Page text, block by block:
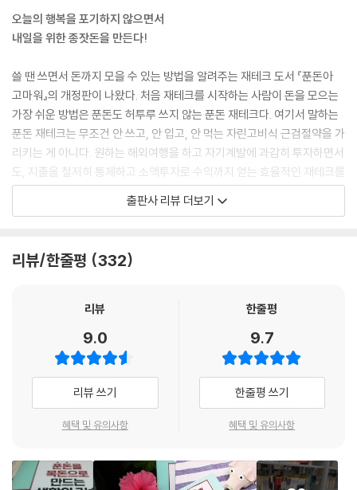
도 국내법이 적용되지 않아 합의점을 찾기 힘들다. 또한 주소지를 잘못 기
입할 경우 변경이 힘들고, 미국의 경우 제3자(배대지)가 물품 수령 시 배
검수를 의뢰해야 한다.
--- p.127
보험은 한번 가입하면 최소 5~30년간 유지해야 하는 대표적인 장기상품
이다. 운용원리나 수익구조가 장기에 맞춰져 있다 보니 시간의 프리미엄을
잘 활용하면 득이 되지만, 중도해지할 경우 자신이 부은 원금보다 돌려받
는 해지환급금이 훨씬 적어 손해다. 종신보험과 보장성보험은 최소 10년
이상 부어야 원금을 찾을 수 있고, 가입 후 3년 이내에 해지하면 돌려받을
해지환급금 비율은 보험가입 후 경과되는 시간에 따라 받을 수 있는 환급
--- p.178~179
과거엔 부업을 위해 인맥을 활용하거나 대행업체에 많은 수수료를 부담해
야 했지만, 지금은 재능거래 사이트에서 수수료를 투명하게 떼고, 시공간
의 제약 없이 자신이 원할 때 재능을 판매한다. 현재 국내에서 이용 가능한
재능거래 사이트는 크몽, 오투잡, 숨고, 재능박스, 재능넷 등이 있다. 재능
문적인 분야부터 단순 문서 작성, 상담, 생활 서비스까지 다양하다. 적게는
오늘의 행복을 포기하지 않으면서
내일을 위한 종잣돈을 만든다!
쓸 땐 쓰면서 돈까지 모을 수 있는 방법을 알려주는 재테크 도서 『푼돈아
고마워』의 개정판이 나왔다. 처음 재테크를 시작하는 사람이 돈을 모으는
가장 쉬운 방법은 푼돈도 허투루 쓰지 않는 푼돈 재테크다. 여기서 말하는
푼돈 재테크는 무조건 안 쓰고, 안 입고, 안 먹는 자린고비식 근검절약을 가
리키는 게 아니다. 원하는 해외여행을 하고 자기계발에 과감히 투자하면서
도, 지출을 철저히 통제하고 소액투자로 수익까지 얻는 효율적인 재테크를
말한다. 남부럽지 않게 사는 알부자들도 처음에는 푼돈부터 차곡차곡 모아
종잣돈 만들기에 성공했다. 자신에게 맞는 현실적인 재테크 방법을 찾아
킬 등 누구나 지금 당장 실천할 수 있는 생활 속 재테크 꿀팁이 담겨 있다.
영화 크라우드펀딩, 외화예금, 국공채 채권, ETF 투자 등에 대해서도 소개
한다. 그뿐만 아니라 통장 쪼개기, 최저금리로 대출받는 방법 등 꼭 필요한
금융상식부터 SNS 재테크, 펫테크, 재능셀러 되기 등 다른 재테크 도서에
서는 찾아볼 수 없었던 부수입 얻는 노하우까지 공개한다. 이 책에서 소개
한 방법을 하나씩 실천해 통장잔고가 불어나는 기쁨을 만끽해보자.
생활비 절약법부터 금융상식, 부업, 소액투자까지
푼돈 재테크의 모든 것
출판사 리뷰 더보기
리뷰/한줄평 332
리뷰
9.0
리뷰 쓰기
혜택 및 유의사항
한줄평
9.7
한줄평 쓰기
혜택 및 유의사항